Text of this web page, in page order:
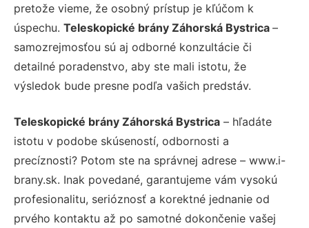
pretože vieme, že osobný prístup je kľúčom k
úspechu. Teleskopické brány Záhorská Bystrica –
samozrejmosťou sú aj odborné konzultácie či
detailné poradenstvo, aby ste mali istotu, že
výsledok bude presne podľa vašich predstáv.
Teleskopické brány Záhorská Bystrica – hľadáte
istotu v podobe skúseností, odbornosti a
precíznosti? Potom ste na správnej adrese – www.i-
brany.sk. Inak povedané, garantujeme vám vysokú
profesionalitu, serióznosť a korektné jednanie od
prvého kontaktu až po samotné dokončenie vašej